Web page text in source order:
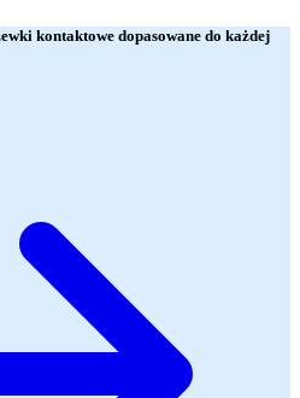
kontaktowe dopasowane do każdej